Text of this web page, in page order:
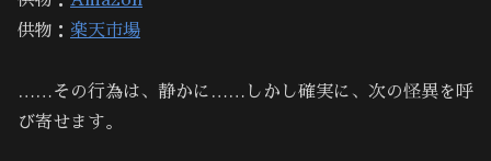
供物： 楽天市場
……その行為は、静かに……しかし確実に、次の怪異を呼
び寄せます。